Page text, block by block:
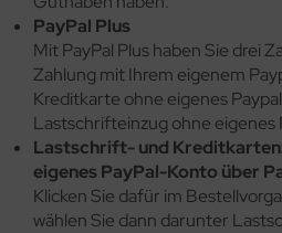
PayPal Plus
Mit PayPal Plus haben Sie drei
Zahlung mit Ihrem eigenem
Kreditkarte ohne eigenes
Lastschrifteinzug ohne eigenes
Lastschrift- und
eigenes PayPal-Konto über
Klicken Sie dafür im
wählen Sie dann darunter